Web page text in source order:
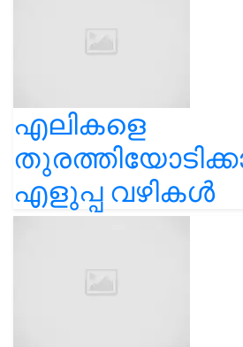
എലികളെ
എളുപ്പ വഴികൾ